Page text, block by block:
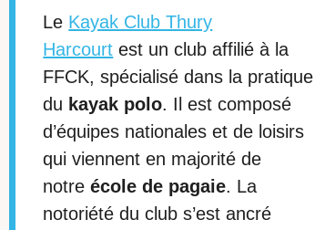
Le Kayak Club Thury
Harcourt est un club affilié à la
FFCK, spécialisé dans la pratique
du kayak polo. Il est composé
d’équipes nationales et de loisirs
qui viennent en majorité de
notreécole de pagaie. La
notoriété du club s’est ancré